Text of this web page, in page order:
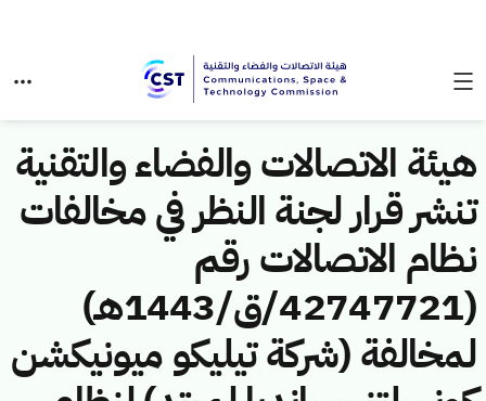
هيئة الاتصالات والفضاء والتقنية
تنشر قرار لجنة النظر في مخالفات
نظام الاتصالات رقم
(42747721/ق/1443هـ)
لمخالفة (شركة تيليكو ميونيكشن